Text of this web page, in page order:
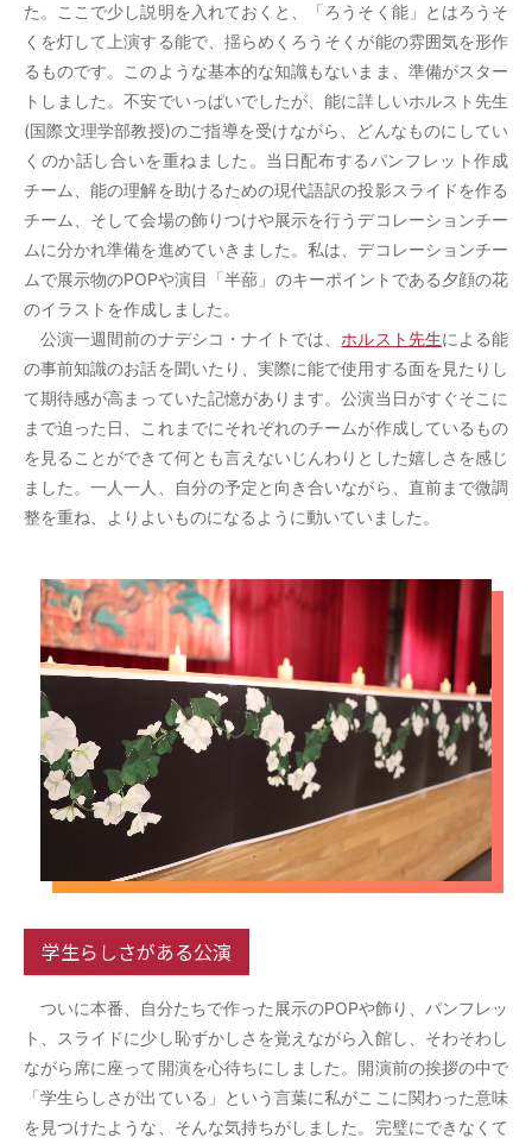
た。ここで少し説明を入れておくと、「ろうそく能」とはろうそ
くを灯して上演する能で、揺らめくろうそくが能の雰囲気を形作
るものです。このような基本的な知識もないまま、準備がスター
トしました。不安でいっぱいでしたが、能に詳しいホルスト先生
(国際文理学部教授)のご指導を受けながら、どんなものにしてい
くのか話し合いを重ねました。当日配布するパンフレット作成
チーム、能の理解を助けるための現代語訳の投影スライドを作る
チーム、そして会場の飾りつけや展示を行うデコレーションチー
ムに分かれ準備を進めていきました。私は、デコレーションチー
ムで展示物のPOPや演目「半蔀」のキーポイントである夕顔の花
のイラストを作成しました。
公演一週間前のナデシコ・ナイトでは、 ホルスト先生による能
の事前知識のお話を聞いたり、実際に能で使用する面を見たりし
て期待感が高まっていた記憶があります。公演当日がすぐそこに
まで迫った日、これまでにそれぞれのチームが作成しているもの
を見ることができて何とも言えないじんわりとした嬉しさを感じ
ました。一人一人、自分の予定と向き合いながら、直前まで微調
整を重ね、よりよいものになるように動いていました。
学生らしさがある公演
ついに本番、自分たちで作った展示のPOPや飾り、パンフレッ
ト、スライドに少し恥ずかしさを覚えながら入館し、そわそわし
ながら席に座って開演を心待ちにしました。開演前の挨拶の中で
「学生らしさが出ている」という言葉に私がここに関わった意味
を見つけたような、そんな気持ちがしました。完璧にできなくて